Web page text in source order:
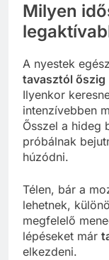
Milyen
A nyestek
tavasztól őszig
Ilyenkor
intenzívebben
Ősszel a hideg
próbálnak
húzódni.
Télen, bár a
lehetnek,
megfelelő
lépéseket már
elkezdeni.